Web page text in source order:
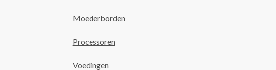
Moederborden
Processoren
Voedingen